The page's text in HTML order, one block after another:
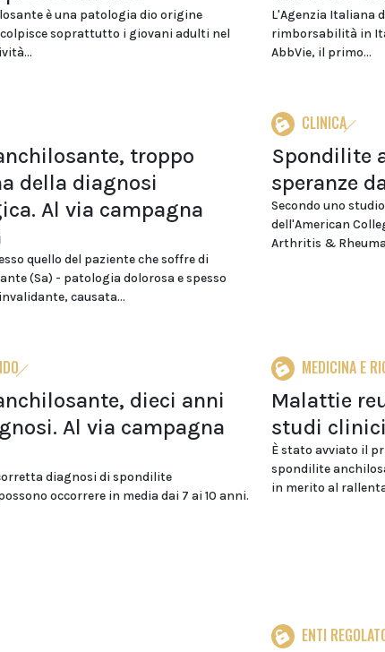
è una patologia dio origine
soprattutto i giovani adulti nel
L'Agenzia Italiana
rimborsabilità in
AbbVie, il primo...
troppo
della diagnosi
Al via campagna
quello del paziente che soffre di
(Sa) - patologia dolorosa e spesso
causata...
CLINICA
Spondilite
speranze
Secondo uno
dell'American
Arthritis &
dieci anni
Al via campagna
diagnosi di spondilite
occorrere in media dai 7 ai 10 anni.
MEDICINA E
Malattie
studi
È stato avviato il
spondilite
in merito al
ENTI